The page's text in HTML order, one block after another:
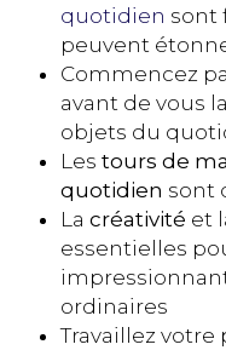
quotidien sont
peuvent
Commencez
avant de vous
objets du
Les tours de
quotidien sont
La créativité et
essentielles
ordinaires
Travaillez